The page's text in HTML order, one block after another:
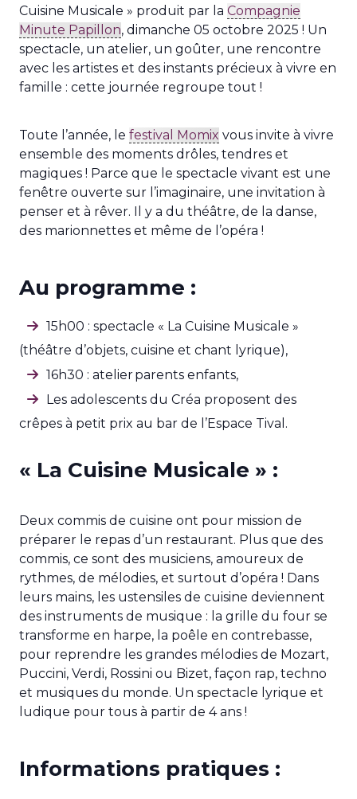
Cuisine Musicale » produit par la Compagnie
Minute Papillon, dimanche 05 octobre 2025 ! Un
spectacle, un atelier, un goûter, une rencontre
avec les artistes et des instants précieux à vivre en
famille : cette journée regroupe tout !
Toute l’année, le festival Momix vous invite à vivre
ensemble des moments drôles, tendres et
magiques ! Parce que le spectacle vivant est une
fenêtre ouverte sur l’imaginaire, une invitation à
penser et à rêver. Il y a du théâtre, de la danse,
des marionnettes et même de l’opéra !
Au programme :
15h00 : spectacle « La Cuisine Musicale »
(théâtre d’objets, cuisine et chant lyrique),
16h30 : atelier parents enfants,
Les adolescents du Créa proposent des
crêpes à petit prix au bar de l’Espace Tival.
« La Cuisine Musicale » :
Deux commis de cuisine ont pour mission de
préparer le repas d’un restaurant. Plus que des
commis, ce sont des musiciens, amoureux de
rythmes, de mélodies, et surtout d’opéra ! Dans
leurs mains, les ustensiles de cuisine deviennent
des instruments de musique : la grille du four se
transforme en harpe, la poêle en contrebasse,
pour reprendre les grandes mélodies de Mozart,
Puccini, Verdi, Rossini ou Bizet, façon rap, techno
et musiques du monde. Un spectacle lyrique et
ludique pour tous à partir de 4 ans !
Informations pratiques :